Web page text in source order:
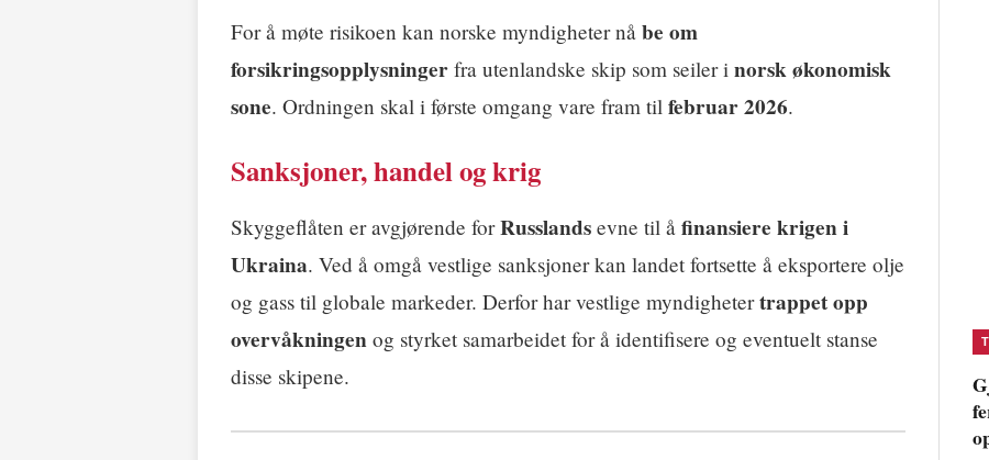
For å møte risikoen kan norske myndigheter nå be om
forsikringsopplysninger fra utenlandske skip som seiler i norsk økonomisk
sone. Ordningen skal i første omgang vare fram til februar 2026.
Sanksjoner, handel og krig
Skyggeflåten er avgjørende forRusslands evne til å finansiere krigen i
Ukraina. Ved å omgå vestlige sanksjoner kan landet fortsette å eksportere olje
og gass til globale markeder. Derfor har vestlige myndighetertrappet opp
overvåkningen og styrket samarbeidet for å identifisere og eventuelt stanse
disse skipene.